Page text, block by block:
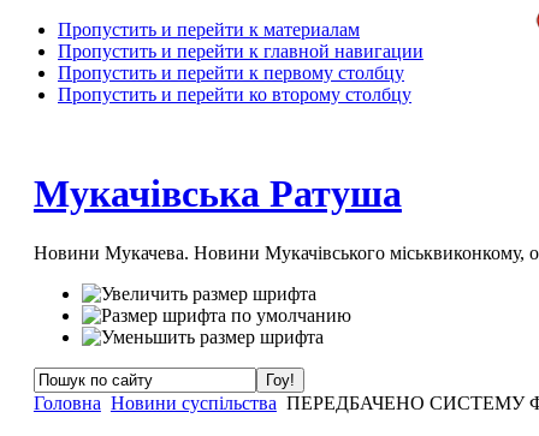
Пропустить и перейти к материалам
Пропустить и перейти к главной навигации
Пропустить и перейти к первому столбцу
Пропустить и перейти ко второму столбцу
Мукачівська Ратуша
Новини Мукачева. Новини Мукачівського міськвиконкому,
Головна Новини суспільства ПЕРЕДБАЧЕНО СИСТЕМУ